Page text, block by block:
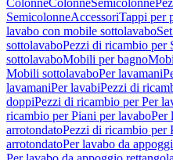
ColonneColonneSemicolonne
SemicolonneAccessoriTappi per
lavabo con mobile sottolavabo
sottolavaboPezzi di ricambio per
sottolavaboMobili per bagno
Mobili sottolavaboPer lavamani
lavamaniPer lavabiPezzi di
doppiPezzi di ricambio per Per
ricambio per Piani per lavaboPer
arrotondatoPezzi di ricambio per
arrotondatoPer lavabo da